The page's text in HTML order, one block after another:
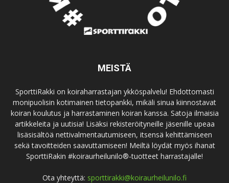
MEISTÄ
SporttiRakki on koiraharrastajan ykköspalvelu! Ehdottomasti
monipuolisin kotimainen tietopankki, mikäli sinua kiinnostavat
koiran koulutus ja harrastaminen koiran kanssa. Satoja ilmaisia
artikkeleita ja uutisia! Lisäksi rekisteröityneille jäsenille upeaa
lisäsisältöä nettivalmentautumiseen, itsensä kehittämiseen
sekä tavoitteiden saavuttamiseen! Meiltä löydät myös ihanat
SporttiRakin #koiraurheilunilo®-tuotteet harrastajalle!
Ota yhteyttä: sporttirakki@koiraurheilunilo.fi